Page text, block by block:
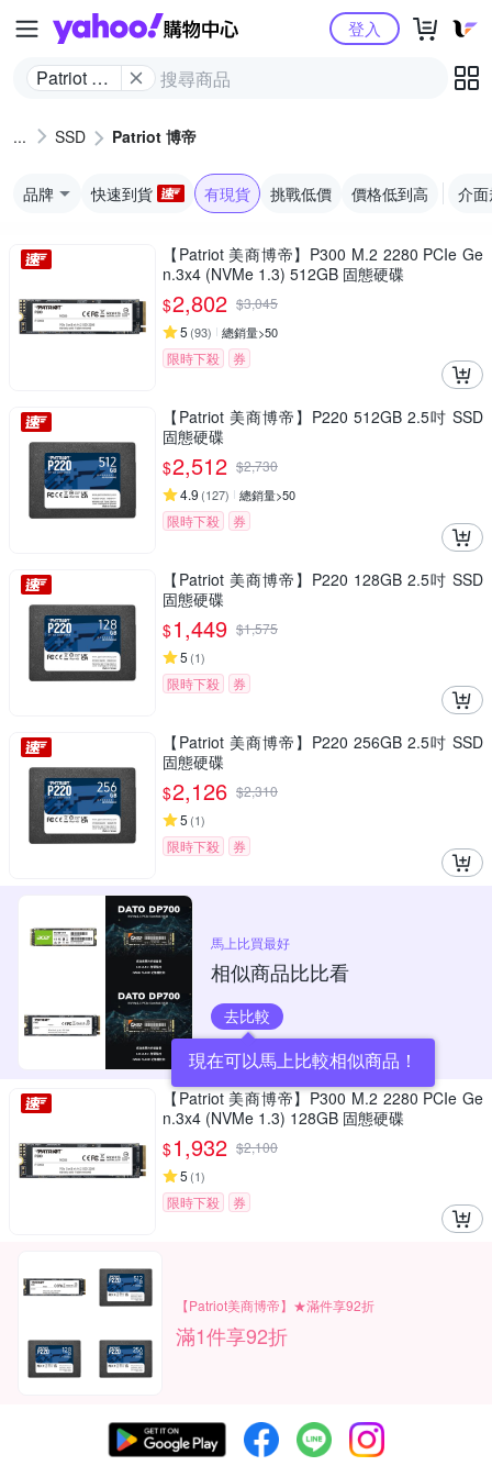
Yahoo購物中心
Patriot 博
登入
SSD Patriot 博帝
品牌 快速到貨 有現貨 挑戰低價 價格低到高 介
【Patriot 美商博帝】P300 M.2 2280 PCIe Ge
n.3x4 (NVMe 1.3) 512GB 固態硬碟
$2,802 $3,045
5 (93) 總銷量>50
限時下殺 券
【Patriot 美商博帝】P220 512GB 2.5吋 SSD
固態硬碟
$2,512 $2,730
4.9 (127) 總銷量>50
限時下殺 券
【Patriot 美商博帝】P220 128GB 2.5吋 SSD
固態硬碟
$1,449 $1,575
5 (1)
限時下殺 券
【Patriot 美商博帝】P220 256GB 2.5吋 SSD
固態硬碟
$2,126 $2,310
5 (1)
限時下殺 券
馬上比買最好
相似商品比比看
去比較
現在可以馬上比較相似商品！
【Patriot 美商博帝】P300 M.2 2280 PCIe Ge
n.3x4 (NVMe 1.3) 128GB 固態硬碟
$1,932 $2,100
5 (1)
限時下殺 券
【Patriot美商博帝】★滿件享92折
滿1件享92折